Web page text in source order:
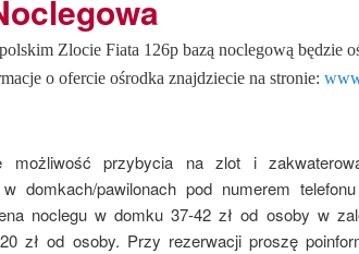
Zlocie Fiata 126p bazą noclegową będzie
o ofercie ośrodka znajdziecie na stronie:
możliwość przybycia na zlot i
domkach/pawilonach pod numerem telefonu
noclegu w domku 37-42 zł od osoby w
zł od osoby. Przy rezerwacji proszę